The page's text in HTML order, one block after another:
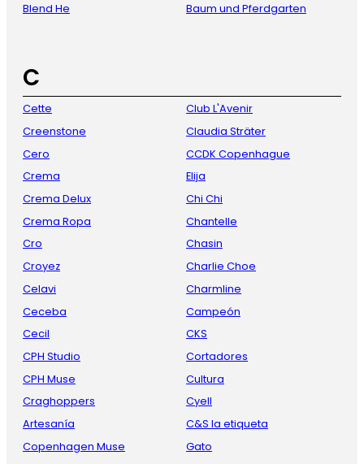
Blend He
Baum und Pferdgarten
C
Cette
Creenstone
Cero
Crema
Crema Delux
Crema Ropa
Cro
Croyez
Celavi
Ceceba
Cecil
CPH Studio
CPH Muse
Craghoppers
Artesanía
Copenhagen Muse
Club L'Avenir
Claudia Sträter
CCDK Copenhague
Elija
Chi Chi
Chantelle
Chasin
Charlie Choe
Charmline
Campeón
CKS
Cortadores
Cultura
Cyell
C&S la etiqueta
Gato